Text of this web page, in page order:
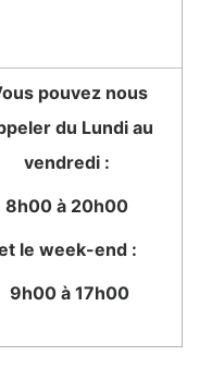
pouvez nous
du Lundi au
vendredi :
8h00 à 20h00
le week-end :
9h00 à 17h00